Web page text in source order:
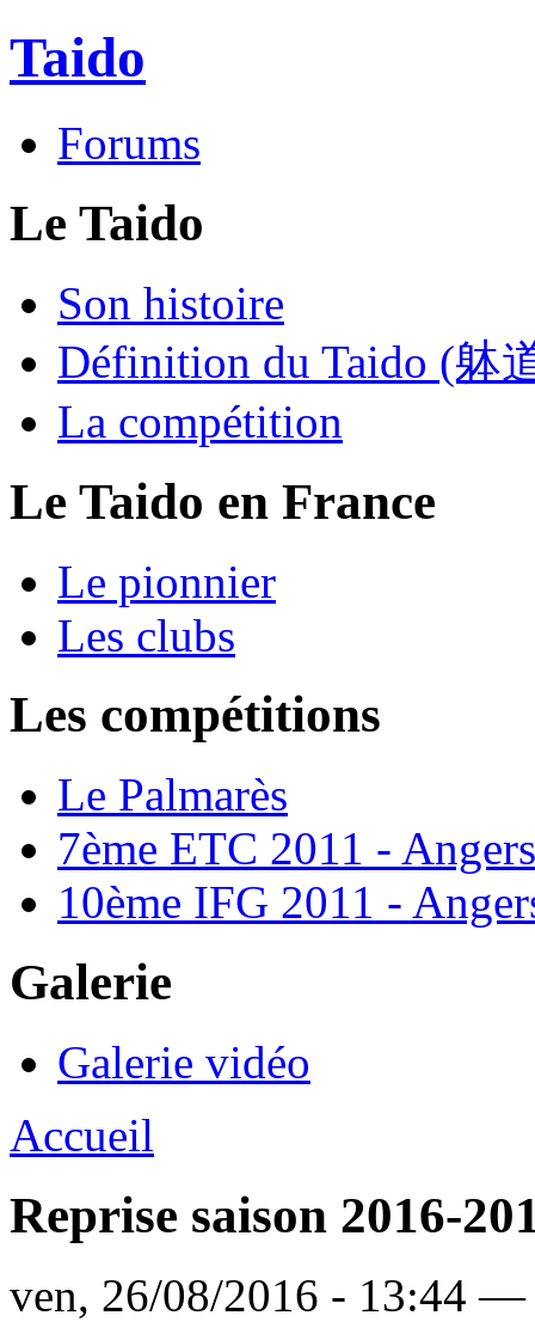
Taido
Forums
Le Taido
Son histoire
Définition du Taido (躰
La compétition
Le Taido en France
Le pionnier
Les clubs
Les compétitions
Le Palmarès
7ème ETC 2011 - Angers
10ème IFG 2011 -
Galerie
Galerie vidéo
Accueil
Reprise saison 2016-
ven, 26/08/2016 - 13:44 —